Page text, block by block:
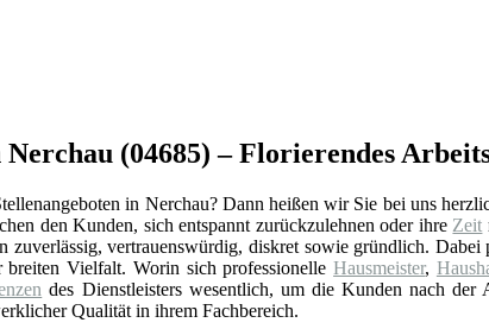
Nerchau (04685) – Florierendes
in Nerchau? Dann heißen wir Sie bei uns
den Kunden, sich entspannt zurückzulehnen oder ihre Zeit
zuverlässig, vertrauenswürdig, diskret sowie gründlich.
breiten Vielfalt. Worin sich professionelleHausmeister,
des Dienstleisters wesentlich, um die Kunden nach
Qualität in ihrem Fachbereich.